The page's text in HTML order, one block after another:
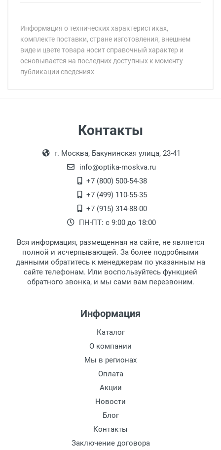
Информация о технических характеристиках,
комплекте поставки, стране изготовления, внешнем
виде и цвете товара носит справочный характер и
основывается на последних доступных к моменту
публикации сведениях
Самовывоз.
Оплата товара производится
наличными непосредственно на пункте
выдачи товара.
Перечисление средств на расчетный счет.
18:00, по субботам с 11:00 до 15:00, в
офисе по адресу: г. Москва,
Переведеновский переулок 17, корпус 1,
второй этаж, тел. +7 (499) 110-55-35.
После того, как заказ поступает в пункт
выдачи, наш менеджер связывается с
клиентом и оповещает о поступлении
Для получения товара при себе
обязательно иметь паспорт.
Заказ необходимо забрать в течение 3
рабочих дней с момента поступления на
дополнительных расходов за хранение
Доставляем товар по Москве компанией
Сдэк до ближайшего к вам пункта
Доставка транспортными компаниями по
Данный способ доставки осуществляется
преимущественно по России.
Контакты
г. Москва, Бакунинская улица, 23-41
info@optika-moskva.ru
+7 (800) 500-54-38
+7 (499) 110-55-35
+7 (915) 314-88-00
ПН-ПТ: с 9:00 до 18:00
Вся информация, размещенная на сайте, не является
полной и исчерпывающей. За более подробными
данными обратитесь к менеджерам по указанным на
сайте телефонам. Или воспользуйтесь функцией
обратного звонка, и мы сами вам перезвоним.
Информация
Каталог
О компании
Мы в регионах
Оплата
Акции
Новости
Блог
Контакты
Заключение договора